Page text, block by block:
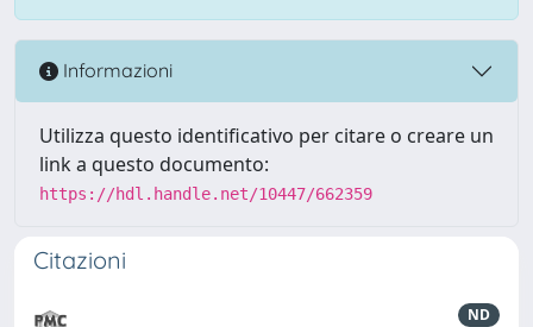
Informazioni
Utilizza questo identificativo per citare o creare un
link a questo documento:
https://hdl.handle.net/10447/662359
Citazioni
ND